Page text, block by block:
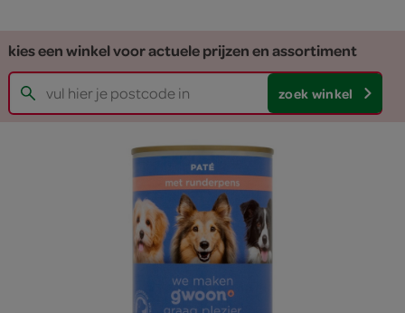
kies een winkel voor actuele prijzen en assortiment
zoek winkel